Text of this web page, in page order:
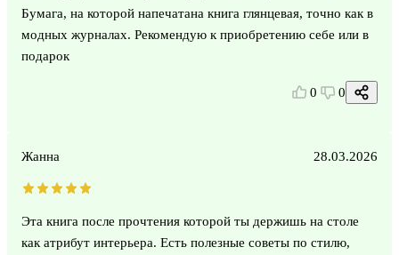
Бумага, на которой напечатана книга глянцевая, точно как в
модных журналах. Рекомендую к приобретению себе или в
подарок
0 0
Жанна 28.03.2026
Эта книга после прочтения которой ты держишь на столе
как атрибут интерьера. Есть полезные советы по стилю,